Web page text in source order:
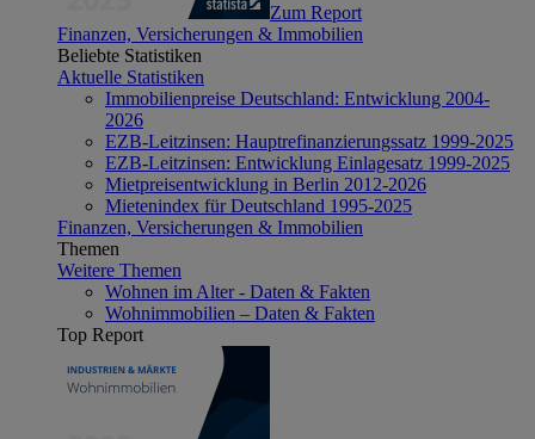
Zum Report
Finanzen, Versicherungen & Immobilien
Beliebte Statistiken
Aktuelle Statistiken
Immobilienpreise Deutschland: Entwicklung 2004-
2026
EZB-Leitzinsen: Hauptrefinanzierungssatz 1999-2025
EZB-Leitzinsen: Entwicklung Einlagesatz 1999-2025
Mietpreisentwicklung in Berlin 2012-2026
Mietenindex für Deutschland 1995-2025
Finanzen, Versicherungen & Immobilien
Themen
Weitere Themen
Wohnen im Alter - Daten & Fakten
Wohnimmobilien – Daten & Fakten
Top Report